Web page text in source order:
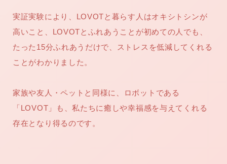
実証実験により、LOVOTと暮らす人はオキシトシンが
高いこと、LOVOTとふれあうことが初めての人でも、
たった15分ふれあうだけで、ストレスを低減してくれる
ことがわかりました。
家族や友人・ペットと同様に、ロボットである
「LOVOT」も、私たちに癒しや幸福感を与えてくれる
存在となり得るのです。